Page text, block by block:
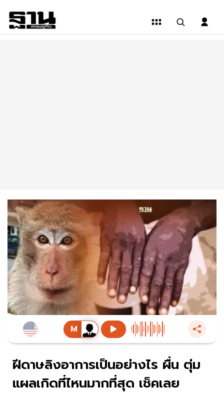
ฝีดาษลิงอาการเป็นอย่างไร ผื่น ตุ่ม
แผลเกิดที่ไหนมากที่สุด เช็คเลย